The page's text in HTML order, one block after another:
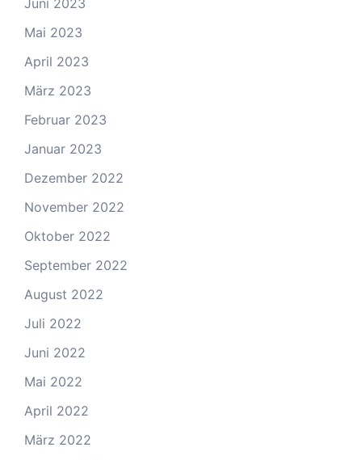
Juni 2023
Mai 2023
April 2023
März 2023
Februar 2023
Januar 2023
Dezember 2022
November 2022
Oktober 2022
September 2022
August 2022
Juli 2022
Juni 2022
Mai 2022
April 2022
März 2022